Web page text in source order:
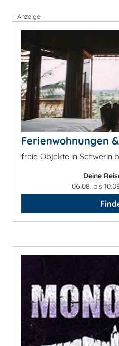
- Anzeige -
Ferienwohnungen
freie Objekte in Schwerin
Deine
06.08. bis